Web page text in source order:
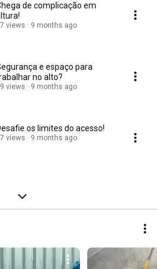
de complicação em
views 9 months ago
e espaço para
no alto?
views 9 months ago
os limites do acesso!
views 9 months ago